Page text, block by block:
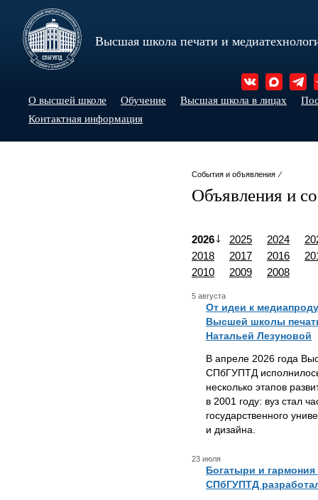
Высшая школа печати и
О высшей школе Обучение Высшая школа в лицах
Контактная информация
События и объявления ⁄
Объявления и
2026 2025 2024
2018
2017 2016
2010
2009 2008
5 августа
От идеи к
Высшей школы
Натальей Лезуновой
В апреле 2026 года
СПбГУПТД
несколько этапов
в 2001 году: вуз стал
государственного
и дизайна.
23 июля
Богатыри и гармония
СПбГУПТД